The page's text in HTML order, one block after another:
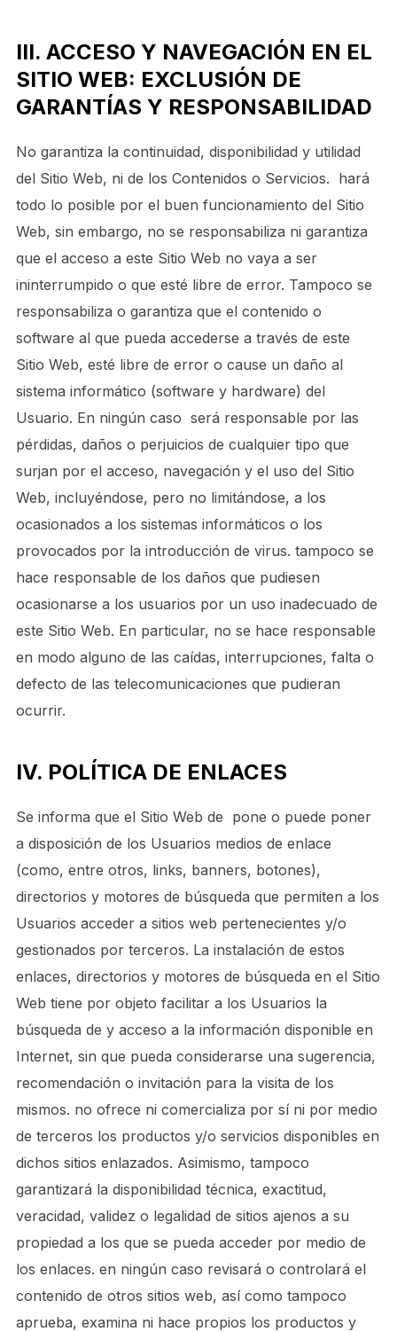
III. ACCESO Y NAVEGACIÓN EN EL
SITIO WEB: EXCLUSIÓN DE
GARANTÍAS Y RESPONSABILIDAD
No garantiza la continuidad, disponibilidad y utilidad
del Sitio Web, ni de los Contenidos o Servicios. hará
todo lo posible por el buen funcionamiento del Sitio
Web, sin embargo, no se responsabiliza ni garantiza
que el acceso a este Sitio Web no vaya a ser
ininterrumpido o que esté libre de error. Tampoco se
responsabiliza o garantiza que el contenido o
software al que pueda accederse a través de este
Sitio Web, esté libre de error o cause un daño al
sistema informático (software y hardware) del
Usuario. En ningún caso será responsable por las
pérdidas, daños o perjuicios de cualquier tipo que
surjan por el acceso, navegación y el uso del Sitio
Web, incluyéndose, pero no limitándose, a los
ocasionados a los sistemas informáticos o los
provocados por la introducción de virus. tampoco se
hace responsable de los daños que pudiesen
ocasionarse a los usuarios por un uso inadecuado de
este Sitio Web. En particular, no se hace responsable
en modo alguno de las caídas, interrupciones, falta o
defecto de las telecomunicaciones que pudieran
ocurrir.
IV. POLÍTICA DE ENLACES
Se informa que el Sitio Web de pone o puede poner
a disposición de los Usuarios medios de enlace
(como, entre otros, links, banners, botones),
directorios y motores de búsqueda que permiten a los
Usuarios acceder a sitios web pertenecientes y/o
gestionados por terceros. La instalación de estos
enlaces, directorios y motores de búsqueda en el Sitio
Web tiene por objeto facilitar a los Usuarios la
búsqueda de y acceso a la información disponible en
Internet, sin que pueda considerarse una sugerencia,
recomendación o invitación para la visita de los
mismos. no ofrece ni comercializa por sí ni por medio
de terceros los productos y/o servicios disponibles en
dichos sitios enlazados. Asimismo, tampoco
garantizará la disponibilidad técnica, exactitud,
veracidad, validez o legalidad de sitios ajenos a su
propiedad a los que se pueda acceder por medio de
los enlaces. en ningún caso revisará o controlará el
contenido de otros sitios web, así como tampoco
aprueba, examina ni hace propios los productos y